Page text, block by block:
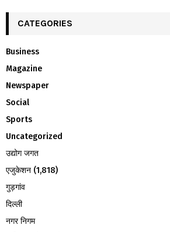
h
o
r
:
CATEGORIES
Business
Magazine
Newspaper
Social
Sports
Uncategorized
उद्योग जगत
एजुकेशन (1,818)
गुड़गांव
दिल्ली
नगर निगम